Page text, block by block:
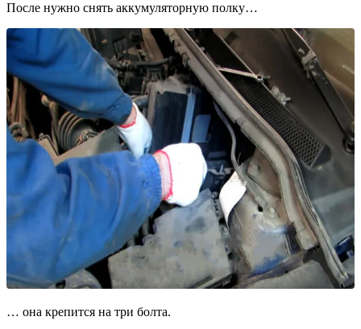
После нужно снять аккумуляторную полку…
… она крепится на три болта.